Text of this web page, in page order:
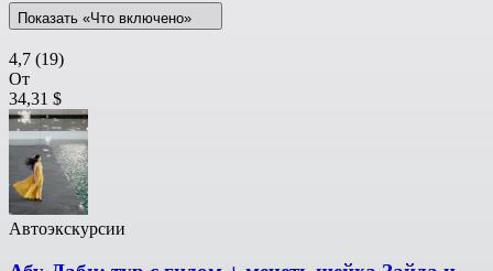
Показать «Что включено»
4,7 (19)
От
34,31 $
Автоэкскурсии